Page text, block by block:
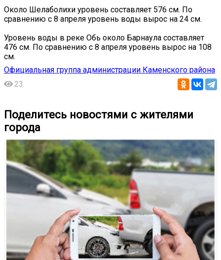
Около Шелаболихи уровень составляет 576 см. По
сравнению с 8 апреля уровень воды вырос на 24 см.
Уровень воды в реке Обь около Барнаула составляет
476 см. По сравнению с 8 апреля уровень вырос на 108
см.
Официальная группа администрации Каменского района
23
Поделитесь новостями с жителями
города